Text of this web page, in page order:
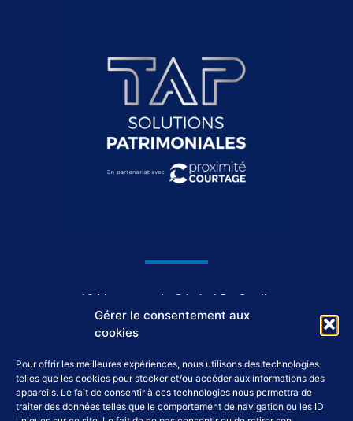
Gérer le consentement aux
cookies
Pour offrir les meilleures expériences, nous utilisons des technologies
telles que les cookies pour stocker et/ou accéder aux informations des
appareils. Le fait de consentir à ces technologies nous permettra de
traiter des données telles que le comportement de navigation ou les ID
1044, avenue du Général De Gaulle
37550 Saint-Avertin
02 46 46 98 98